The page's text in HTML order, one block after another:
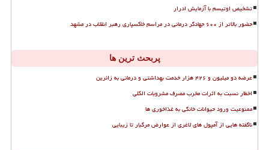
تشخیص اوتیسم با آزمایش ادرار
حضور بالاتر از ۶۰۰ جهادگر درمانی در مراسم خاکسپاری رهبر انقلاب در مشهد
پربحث ترین ها
عرضه دو میلیون و ۴۲۶ هزار خدمت بهداشتی و درمانی به زائرین
اخطار نسبت به اثرات مخرب مصرف مشروبات الکلی
ممنوعیت ورود حیوانات خانگی به غذاخوری ها
ناگفته هایی از آمپول های لاغری از عوارض مرگبار تا زیبایی